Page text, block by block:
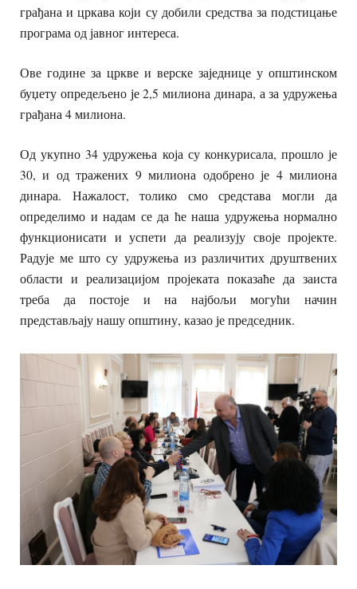
грађана и цркава који су добили средства за подстицање
програма од јавног интереса.
Ове године за цркве и верске заједнице у општинском
буџету опредељено је 2,5 милиона динара, а за удружења
грађана 4 милиона.
Од укупно 34 удружења која су конкурисала, прошло је
30, и од тражених 9 милиона одобрено је 4 милиона
динара. Нажалост, толико смо средстава могли да
определимо и надам се да ће наша удружења нормално
функционисати и успети да реализују своје пројекте.
Радује ме што су удружења из различитих друштвених
области и реализацијом пројеката показаће да заиста
треба да постоје и на најбољи могући начин
представљају нашу општину, казао је председник.